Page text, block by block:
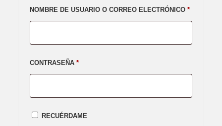
NOMBRE DE USUARIO O CORREO ELECTRÓNICO *
CONTRASEÑA *OBLIGATORIO
RECUÉRDAME